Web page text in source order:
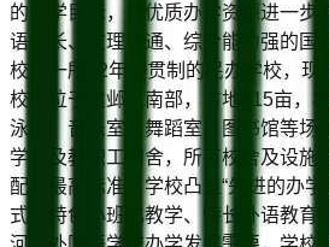
的办学目标，将优质办学资源进一步
语特长、文理兼通、综合能力强的国
校是一所12年一贯制的民办学校，现
校舍位于建邺区南部，占地115亩，
泳馆、音乐室、舞蹈室、图书馆等场
学生及教职工宿舍，所有校舍及设施
配置最高标准。学校凸显“先进的办
式、特色小班化教学、特长外语教